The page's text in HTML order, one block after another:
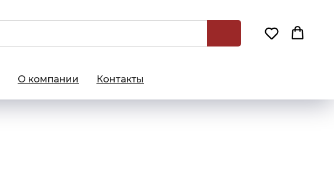
О компании Контакты